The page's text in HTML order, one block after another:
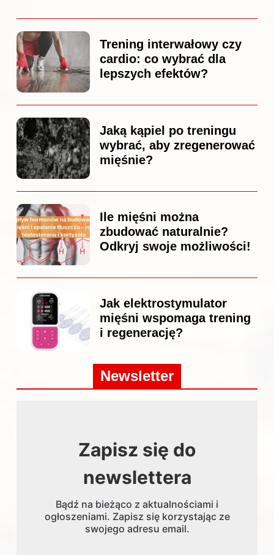
Trening interwałowy czy
cardio: co wybrać dla
lepszych efektów?
Jaką kąpiel po treningu
wybrać, aby zregenerować
mięśnie?
Ile mięśni można
zbudować naturalnie?
Odkryj swoje możliwości!
Jak elektrostymulator
mięśni wspomaga trening
i regenerację?
Newsletter
Zapisz się do
newslettera
Bądź na bieżąco z aktualnościami i
ogłoszeniami. Zapisz się korzystając ze
swojego adresu email.